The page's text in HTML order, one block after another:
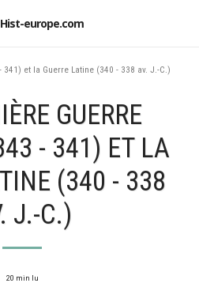
Hist-europe.com
341) et la Guerre Latine (340 - 338 av. J.-C.)
GUERRE
- 341) ET LA
(340 - 338
J.-C.)
20 min lu